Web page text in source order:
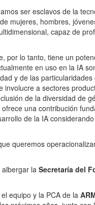
ser esclavos de la
mujeres, hombres,
capaz de
por lo tanto, tiene un
en uso en la IA
y de las particularidades
involucre a sectores
de la diversidad de
una contribución
de la IA
queremos
la Secretaría del
equipo y la PCA de la